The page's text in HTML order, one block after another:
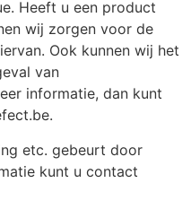
Heeft u een product
wij zorgen voor de
Ook kunnen wij het
van
informatie, dan kunt
etc. gebeurt door
kunt u contact